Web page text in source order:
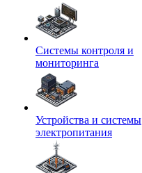
Системы контроля и
мониторинга
Устройства и системы
электропитания